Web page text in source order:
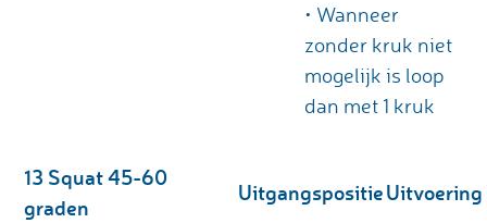
• Wanneer
zonder kruk niet
mogelijk is loop
dan met 1 kruk
13 Squat 45-60
graden
UitgangspositieUitvoering